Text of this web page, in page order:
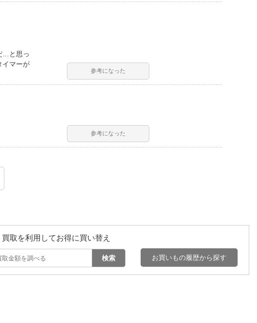
…と思っ
イマーが
参考になった
参考になった
買取を利用してお得に買い替え
検索 お買いもの履歴から探す